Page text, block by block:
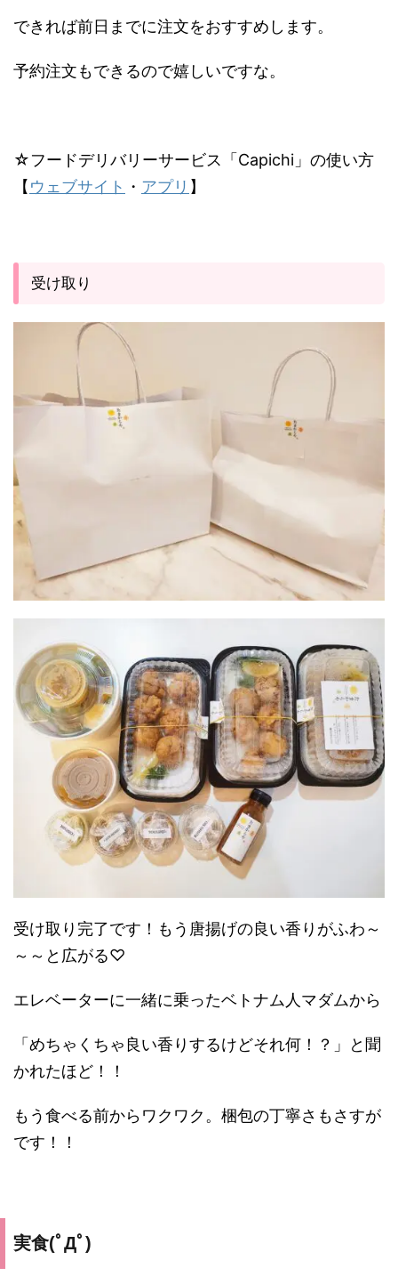
できれば前日までに注文をおすすめします。
予約注文もできるので嬉しいですな。
☆フードデリバリーサービス「Capichi」の使い方
【ウェブサイト ・ アプリ 】
受け取り
受け取り完了です！もう唐揚げの良い香りがふわ～
～～と広がる♡
エレベーターに一緒に乗ったベトナム人マダムから
「めちゃくちゃ良い香りするけどそれ何！？」と聞
かれたほど！！
もう食べる前からワクワク。梱包の丁寧さもさすが
です！！
実食(ﾟДﾟ)